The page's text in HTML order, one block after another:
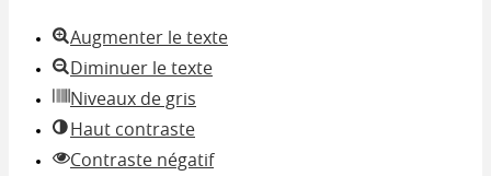
Augmenter le texte
Diminuer le texte
Niveaux de gris
Haut contraste
Contraste négatif